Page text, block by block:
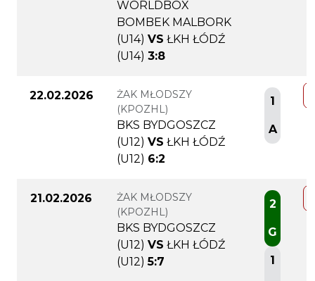
WORLDBOX
BOMBEK MALBORK
(U14) VS ŁKH ŁÓDŹ
(U14) 3:8
22.02.2026
ŻAK MŁODSZY
(KPOZHL)
BKS BYDGOSZCZ
(U12) VS ŁKH ŁÓDŹ
(U12) 6:2
1
A
21.02.2026
ŻAK MŁODSZY
(KPOZHL)
BKS BYDGOSZCZ
(U12) VS ŁKH ŁÓDŹ
(U12) 5:7
2
G
1